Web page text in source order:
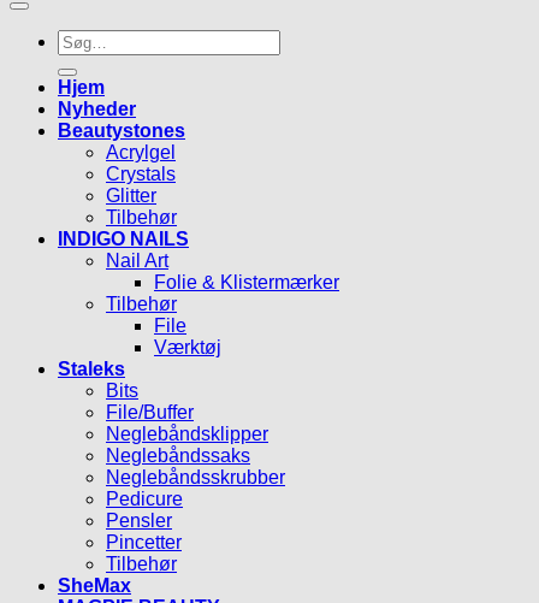
Søg
efter:
Hjem
Nyheder
Beautystones
Acrylgel
Crystals
Glitter
Tilbehør
INDIGO NAILS
Nail Art
Folie & Klistermærker
Tilbehør
File
Værktøj
Staleks
Bits
File/Buffer
Neglebåndsklipper
Neglebåndssaks
Neglebåndsskrubber
Pedicure
Pensler
Pincetter
Tilbehør
SheMax